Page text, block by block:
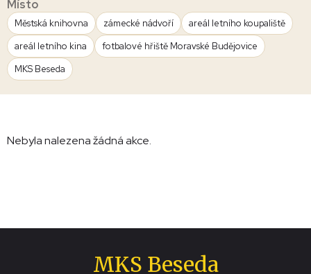
Místo
Městská knihovna zámecké nádvoří
areál letního koupaliště
areál letního kina
fotbalové hřiště Moravské Budějovice
MKS Beseda
Nebyla nalezena žádná akce.
MKS Beseda